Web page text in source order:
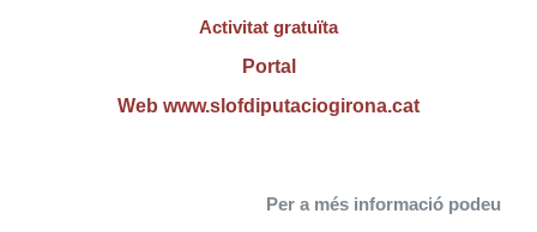
Activitat gratuïta
Portal
Web www.slofdiputaciogirona.cat
Per a més informació podeu